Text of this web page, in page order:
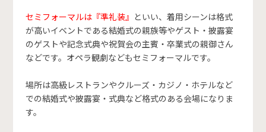
セミフォーマルは『準礼装』 といい、着用シーンは格式
が高いイベントである結婚式の親族等やゲスト・披露宴
のゲストや記念式典や祝賀会の主賓・卒業式の親御さん
などです。オペラ観劇などもセミフォーマルです。
場所は高級レストランやクルーズ・カジノ・ホテルなど
での結婚式や披露宴・式典など格式のある会場になりま
す。